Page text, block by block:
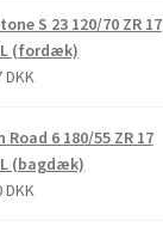
S 23 120/70 ZR 17
(fordæk)
DKK
Road 6 180/55 ZR 17
(bagdæk)
DKK